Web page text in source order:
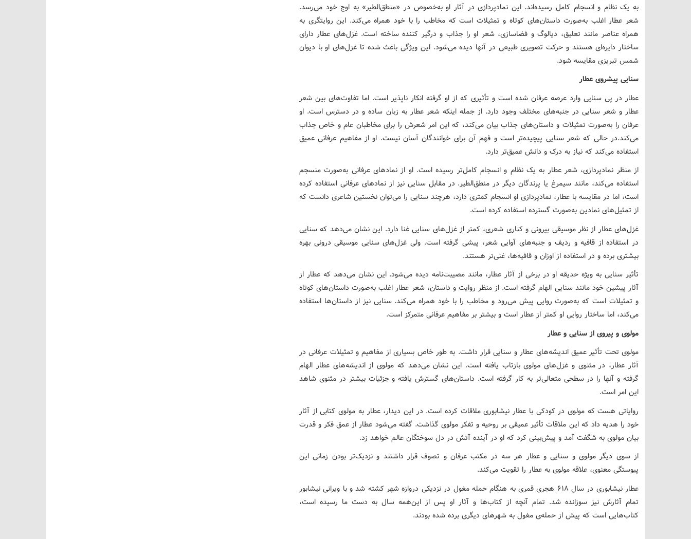
به یک نظام و انسجام کامل رسیده‌اند. این نمادپردازی در آثار او به‌خصوص در «منطق‌الطیر» به اوج خود می‌رسد.
شعر عطار اغلب به‌صورت داستان‌های کوتاه و تمثیلات است که مخاطب را با خود همراه می‌کند. این روایتگری به
همراه عناصر مانند تعلیق، دیالوگ و فضاسازی، شعر او را جذاب و درگیر کننده ساخته است. غزل‌های عطار دارای
ساختار دایره‌ای هستند و حرکت تصویری طبیعی در آنها دیده می‌شود. این ویژگی باعث شده تا غزل‌های او با دیوان
شمس تبریزی مقایسه شود.
سنایی پیشروی عطار
عطار در پی سنایی وارد عرصه عرفان شده است و تأثیری که از او گرفته انکار ناپذیر است. اما تفاوت‌های بین شعر
عطار و شعر سنایی در جنبه‌های مختلف وجود دارد. از جمله اینکه شعر عطار به زبان ساده و در دسترس است. او
عرفان را به‌صورت تمثیلات و داستان‌های جذاب بیان می‌کند، که این امر شعرش را برای مخاطبان عام و خاص جذاب
می‌کند.در حالی که شعر سنایی پیچیده‌تر است و فهم آن برای خوانندگان آسان نیست. او از مفاهیم عرفانی عمیق
استفاده می‌کند که نیاز به درک و دانش عمیق‌تر دارد.
از منظر نمادپردازی، شعر عطار به یک نظام و انسجام کامل‌تر رسیده است. او از نمادهای عرفانی به‌صورت منسجم
استفاده می‌کند، مانند سیمرغ یا پرندگان دیگر در منطق‌الطیر. در مقابل سنایی نیز از نمادهای عرفانی استفاده کرده
است، اما در مقایسه با عطار، نمادپردازی او انسجام کمتری دارد، هرچند سنایی را می‌توان نخستین شاعری دانست که
از تمثیل‌های نمادین به‌صورت گسترده استفاده کرده است.
غزل‌های عطار از نظر موسیقی بیرونی و کناری شعری، کمتر از غزل‌های سنایی غنا دارد. این نشان می‌دهد که سنایی
در استفاده از قافیه و ردیف و جنبه‌های آوایی شعر، پیشی گرفته است. ولی غزل‌های سنایی موسیقی درونی بهره
بیشتری برده و در استفاده از اوزان و قافیه‌ها، غنی‌تر هستند.
تأثیر سنایی به ویژه حدیقه او در برخی از آثار عطار، مانند مصیبت‌نامه دیده می‌شود. این نشان می‌دهد که عطار از
آثار پیشین خود مانند سنایی الهام گرفته است. از منظر روایت و داستان، شعر عطار اغلب به‌صورت داستان‌های کوتاه
و تمثیلات است که به‌صورت روایی پیش می‌رود و مخاطب را با خود همراه می‌کند. سنایی نیز از داستان‌ها استفاده
می‌کند، اما ساختار روایی او کمتر از عطار است و بیشتر بر مفاهیم عرفانی متمرکز است.
مولوی و پیروی از سنایی و عطار
مولوی تحت تأثیر عمیق اندیشه‌های عطار و سنایی قرار داشت. به طور خاص بسیاری از مفاهیم و تمثیلات عرفانی در
آثار عطار، در مثنوی و غزل‌های مولوی بازتاب یافته است. این نشان می‌دهد که مولوی از اندیشه‌های عطار الهام
گرفته و آنها را در سطحی متعالی‌تر به کار گرفته است. داستان‌های گسترش یافته و جزئیات بیشتر در مثنوی شاهد
این امر است.
روایاتی هست که مولوی در کودکی با عطار نیشابوری ملاقات کرده است. در این دیدار، عطار به مولوی کتابی از آثار
خود را هدیه داد که این ملاقات تأثیر عمیقی بر روحیه و تفکر مولوی گذاشت. گفته می‌شود عطار از عمق فکر و قدرت
بیان مولوی به شگفت آمد و پیش‌بینی کرد که او در آینده آتش در دل سوختگان عالم خواهد زد.
از سوی دیگر مولوی و سنایی و عطار هر سه در مکتب عرفان و تصوف قرار داشتند و نزدیک‌تر بودن زمانی این
پیوستگی معنوی، علاقه مولوی به عطار را تقویت می‌کند.
عطار نیشابوری در سال ۶۱۸ هجری قمری به هنگام حمله مغول در نزدیکی دروازه شهر کشته شد و با ویرانی نیشابور
تمام آثارش نیز سوزانده شد. تمام آنچه از کتاب‌ها و آثار او پس از این‌همه سال به دست ما رسیده است،
کتاب‌هایی است که پیش از حمله‌ی مغول به شهرهای دیگری برده شده بودند.